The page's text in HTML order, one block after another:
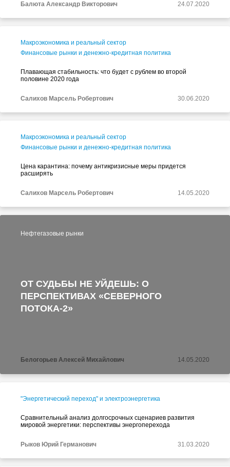
Балюта Александр Викторович 24.07.2020
Макроэкономика и реальный сектор
Финансовые рынки и денежно-кредитная политика
Плавающая стабильность: что будет с рублем во второй
половине 2020 года
Салихов Марсель Робертович 30.06.2020
Макроэкономика и реальный сектор
Финансовые рынки и денежно-кредитная политика
Цена карантина: почему антикризисные меры придется
расширять
Салихов Марсель Робертович 14.05.2020
Нефтегазовые рынки
ОТ СУДЬБЫ НЕ УЙДЕШЬ: О
ПЕРСПЕКТИВАХ «СЕВЕРНОГО
ПОТОКА-2»
Белогорьев Алексей Михайлович 14.05.2020
"Энергетический переход" и электроэнергетика
Сравнительный анализ долгосрочных сценариев развития
мировой энергетики: перспективы энергоперехода
Рыков Юрий Германович 31.03.2020